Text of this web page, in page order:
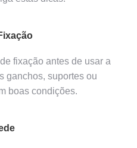
fixação antes de usar a
ganchos, suportes ou
boas condições.